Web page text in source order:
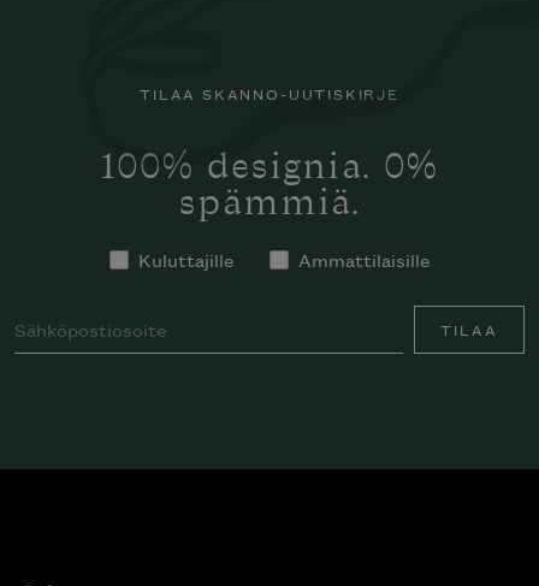
TILAA SKANNO-UUTISKIRJE
100% designia. 0%
spämmiä.
Kuluttajille Ammattilaisille
TILAA